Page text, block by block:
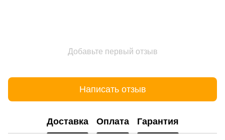
Добавьте первый отзыв
Написать отзыв
Доставка Оплата Гарантия